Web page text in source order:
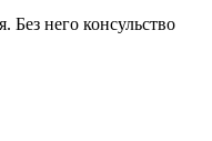
него консульство